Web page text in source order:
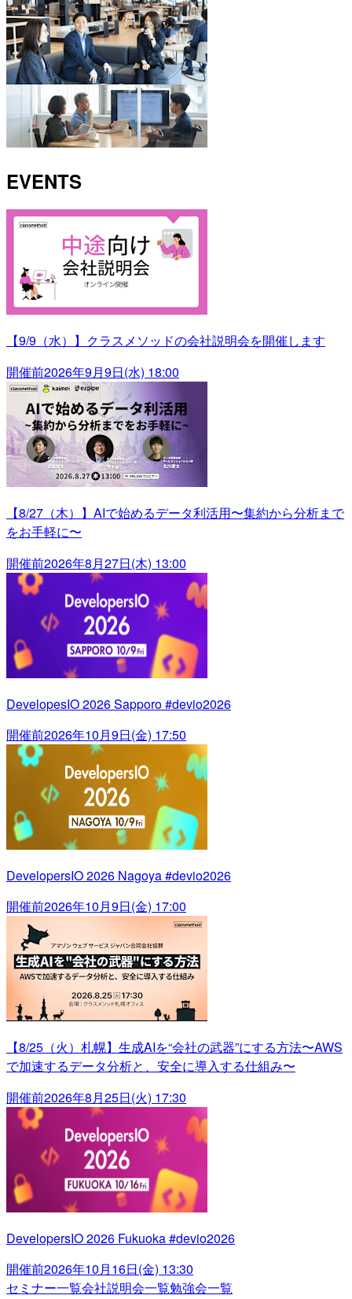
EVENTS
【9/9（水）】クラスメソッドの会社説明会を開催します
開催前2026年9月9日(水) 18:00
【8/27（木）】AIで始めるデータ利活用〜集約から分析まで
をお手軽に〜
開催前2026年8月27日(木) 13:00
DevelopesIO 2026 Sapporo #devio2026
開催前2026年10月9日(金) 17:50
DevelopersIO 2026 Nagoya #devio2026
開催前2026年10月9日(金) 17:00
【8/25（火）札幌】生成AIを“会社の武器”にする方法〜AWS
で加速するデータ分析と、安全に導入する仕組み〜
開催前2026年8月25日(火) 17:30
DevelopersIO 2026 Fukuoka #devio2026
開催前2026年10月16日(金) 13:30
セミナー一覧会社説明会一覧勉強会一覧